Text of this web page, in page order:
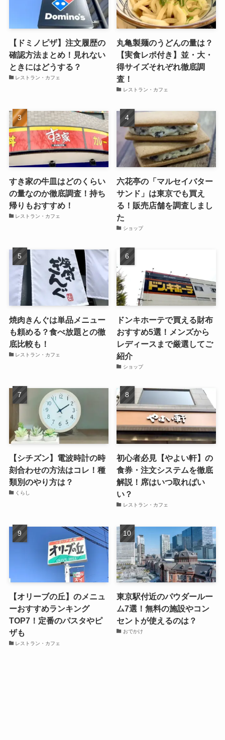
【ドミノピザ】注文履歴の
確認方法まとめ！見れない
ときにはどうする？
レストラン・カフェ
丸亀製麺のうどんの量は？
【実食レポ付き】並・大・
得サイズそれぞれ徹底調
査！
レストラン・カフェ
すき家の牛皿はどのくらい
の量なのか徹底調査！持ち
帰りもおすすめ！
レストラン・カフェ
六花亭の「マルセイバター
サンド」は東京でも買え
る！販売店舗を調査しまし
た
ショップ
焼肉きんぐは単品メニュー
も頼める？食べ放題との徹
底比較も！
レストラン・カフェ
ドンキホーテで買える財布
おすすめ5選！メンズから
レディースまで厳選してご
紹介
ショップ
【シチズン】電波時計の時
刻合わせの方法はコレ！種
類別のやり方は？
くらし
初心者必見【やよい軒】の
食券・注文システムを徹底
解説！席はいつ取ればい
い？
レストラン・カフェ
【オリーブの丘】のメニュ
ーおすすめランキング
TOP7！定番のパスタやピ
ザも
レストラン・カフェ
東京駅付近のパウダールー
ム7選！無料の施設やコン
セントが使えるのは？
おでかけ